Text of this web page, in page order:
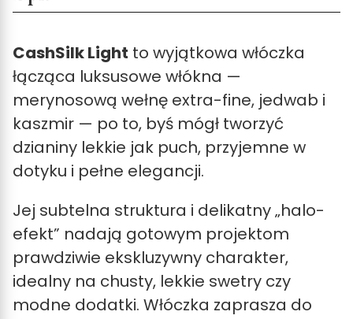
CashSilk Light to wyjątkowa włóczka
łącząca luksusowe włókna —
merynosową wełnę extra-fine, jedwab i
kaszmir — po to, byś mógł tworzyć
dzianiny lekkie jak puch, przyjemne w
dotyku i pełne elegancji.
Jej subtelna struktura i delikatny „halo-
efekt” nadają gotowym projektom
prawdziwie ekskluzywny charakter,
idealny na chusty, lekkie swetry czy
modne dodatki. Włóczka zaprasza do